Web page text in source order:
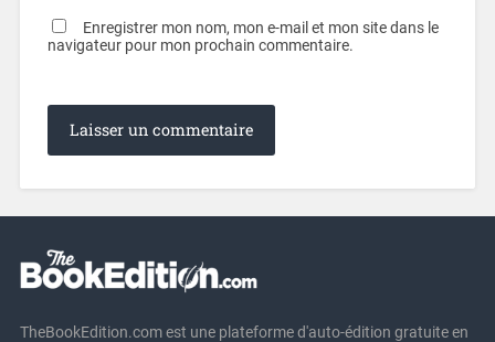
Enregistrer mon nom, mon e-mail et mon site dans le
navigateur pour mon prochain commentaire.
TheBookEdition.com est une plateforme d'auto-édition gratuite en